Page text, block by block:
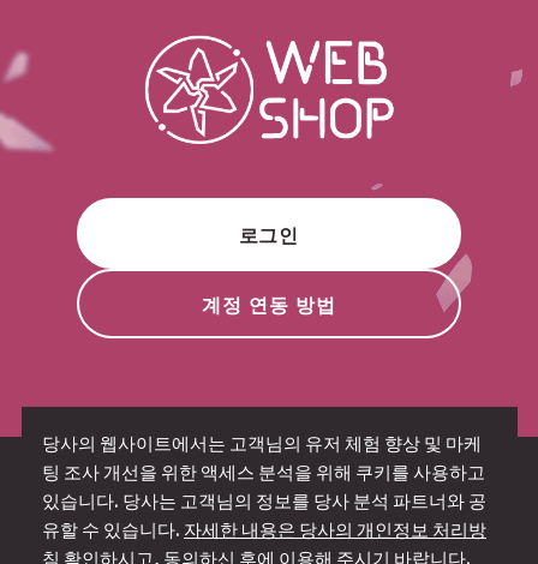
로그인
계정 연동 방법
Site Policy
Privacy Policy
애플리케이션 전용 재화 약관
당사의 웹사이트에서는 고객님의 유저 체험 향상 및 마케
팅 조사 개선을 위한 액세스 분석을 위해 쿠키를 사용하고
있습니다. 당사는 고객님의 정보를 당사 분석 파트너와 공
유할 수 있습니다. 자세한 내용은 당사의 개인정보 처리방
침 확인하시고, 동의하신 후에 이용해 주시기 바랍니다.